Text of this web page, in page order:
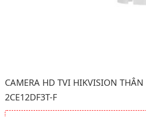
Hình ảnh đại diện của sản phẩm Camera
CAMERA HD TVI HIKVISION THÂN
2CE12DF3T-F